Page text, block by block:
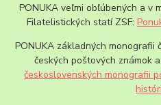
PONUKA veľmi obľúbených a v
Filatelistických statí ZSF:
PONUKA základných monografii
českých poštových známok
československých monografii